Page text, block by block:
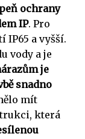
ochrany
IP. Pro
IP65 a vyšší.
vody a je
je
snadno
mít
která